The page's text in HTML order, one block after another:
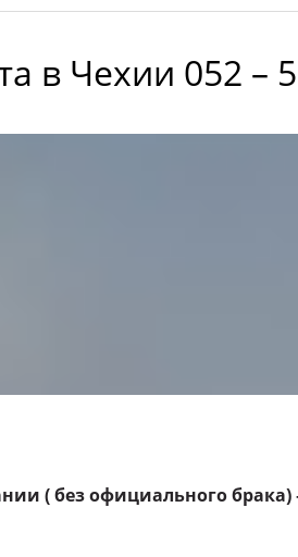
в Чехии 052 –
( без официального брака)